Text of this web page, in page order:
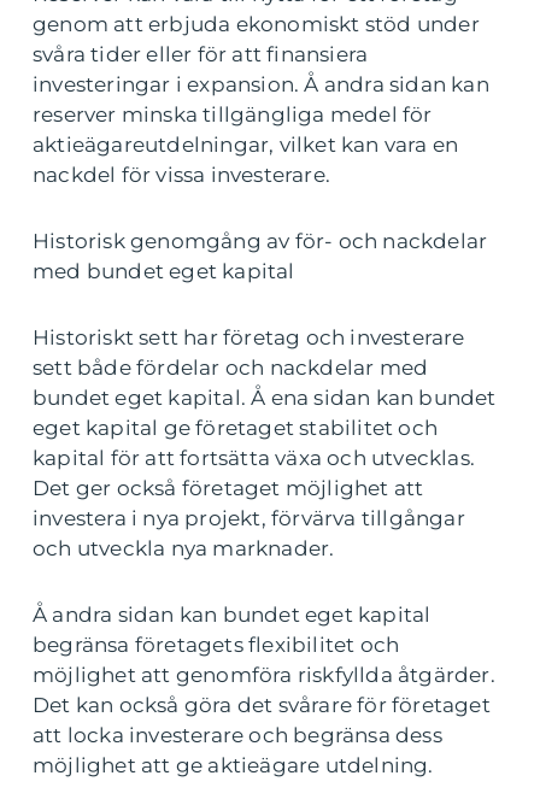
genom att erbjuda ekonomiskt stöd under
svåra tider eller för att finansiera
investeringar i expansion. Å andra sidan kan
reserver minska tillgängliga medel för
aktieägareutdelningar, vilket kan vara en
nackdel för vissa investerare.
Historisk genomgång av för- och nackdelar
med bundet eget kapital
Historiskt sett har företag och investerare
sett både fördelar och nackdelar med
bundet eget kapital. Å ena sidan kan bundet
eget kapital ge företaget stabilitet och
kapital för att fortsätta växa och utvecklas.
Det ger också företaget möjlighet att
investera i nya projekt, förvärva tillgångar
och utveckla nya marknader.
Å andra sidan kan bundet eget kapital
begränsa företagets flexibilitet och
möjlighet att genomföra riskfyllda åtgärder.
Det kan också göra det svårare för företaget
att locka investerare och begränsa dess
möjlighet att ge aktieägare utdelning.